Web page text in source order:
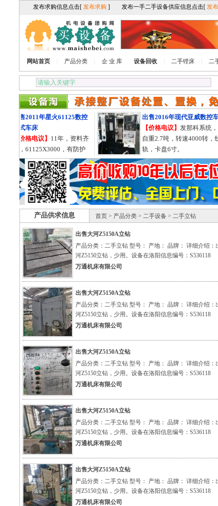
网站首页 产品分类 企 业 库 设备回收 二手镗床 二
出售2011年星火61125数控
卧式车床
【价格电议】11年，资料齐
全，61125X3000，有防护
罩，导轨755的。
出售2016年现代亚威数控车
【价格电议】发那科系统，
自重2.7吨，转速4000转，线
轨，卡盘6寸。
产品供求信息 首页 > 产品分类 > 二手设备 > 二手立钻
出售大河Z5150A立钻
产品分类：二手立钻 型号： 产地： 品牌： 详细介绍：
河Z5150立钻，少用。设备在洛阳信息编号：S536118
万通机床有限公司
出售大河Z5150A立钻
产品分类：二手立钻 型号： 产地： 品牌： 详细介绍：
河Z5150立钻，少用。设备在洛阳信息编号：S536118
万通机床有限公司
出售大河Z5150A立钻
产品分类：二手立钻 型号： 产地： 品牌： 详细介绍：
河Z5150立钻，少用。设备在洛阳信息编号：S536118
万通机床有限公司
出售大河Z5150A立钻
产品分类：二手立钻 型号： 产地： 品牌： 详细介绍：
河Z5150立钻，少用。设备在洛阳信息编号：S536118
万通机床有限公司
出售大河Z5150A立钻
产品分类：二手立钻 型号： 产地： 品牌： 详细介绍：
河Z5150立钻，少用。设备在洛阳信息编号：S536118
万通机床有限公司